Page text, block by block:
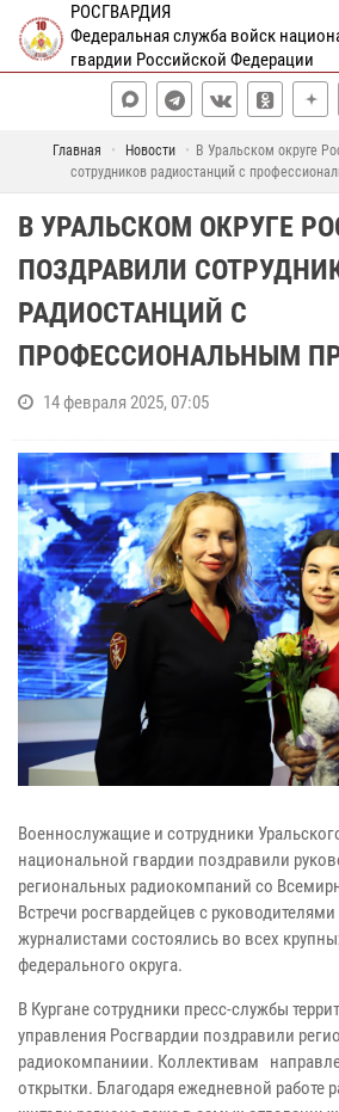
РОСГВАРДИЯ
Федеральная служба войск
гвардии Российской Федерации
Главная Новости
В Уральском округе
сотрудников радиостанций с
В УРАЛЬСКОМ ОКРУГЕ
ПОЗДРАВИЛИ
РАДИОСТАНЦИЙ С
ПРОФЕССИОНАЛЬНЫМ
14 февраля 2025, 07:05
Военнослужащие и сотрудники
национальной гвардии поздравили
региональных радиокомпаний со
Встречи росгвардейцев с
журналистами состоялись во всех
федерального округа.
В Кургане сотрудники пресс-службы
управления Росгвардии поздравили
радиокомпаниии. Коллективам
открытки. Благодаря ежедневной работе